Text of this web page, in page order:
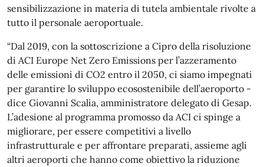
sensibilizzazione in materia di tutela ambientale rivolte a
tutto il personale aeroportuale.
“Dal 2019, con la sottoscrizione a Cipro della risoluzione
di ACI Europe Net Zero Emissions per l’azzeramento
delle emissioni di CO2 entro il 2050, ci siamo impegnati
per garantire lo sviluppo ecosostenibile dell’aeroporto -
dice Giovanni Scalia, amministratore delegato di Gesap.
L’adesione al programma promosso da ACI ci spinge a
migliorare, per essere competitivi a livello
infrastrutturale e per affrontare preparati, assieme agli
altri aeroporti che hanno come obiettivo la riduzione